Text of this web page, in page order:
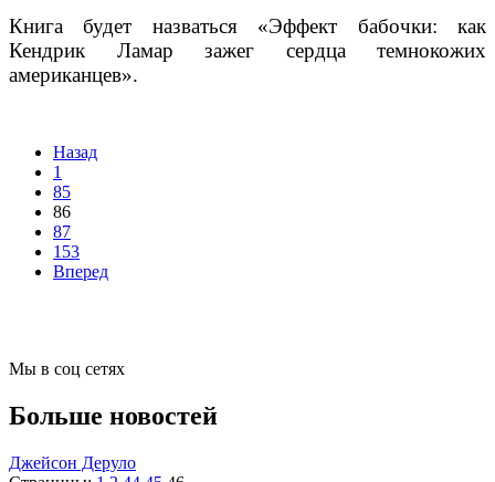
Книга будет назваться «Эффект бабочки: как
Кендрик Ламар зажег сердца темнокожих
американцев».
Назад
1
85
86
87
153
Вперед
Мы в соц сетях
Больше новостей
Джейсон Деруло